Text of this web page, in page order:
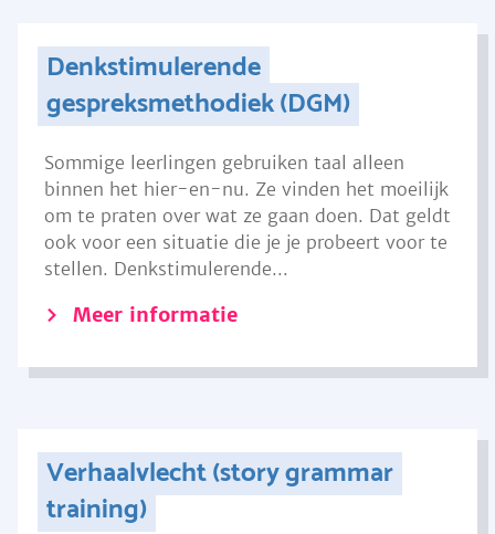
Denkstimulerende
gespreksmethodiek (DGM)
Sommige leerlingen gebruiken taal alleen
binnen het hier-en-nu. Ze vinden het moeilijk
om te praten over wat ze gaan doen. Dat geldt
ook voor een situatie die je je probeert voor te
stellen. Denkstimulerende...
Meer informatie
Verhaalvlecht (story grammar
training)